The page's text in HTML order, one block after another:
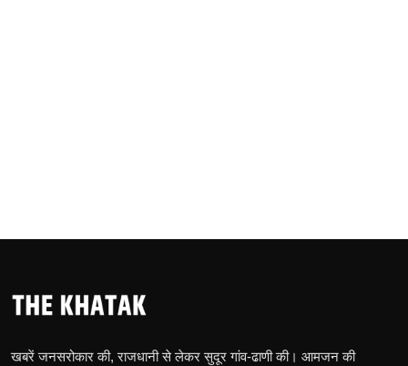
खबरें जनसरोकार की, राजधानी से लेकर सुदूर गांव-ढाणी की। आमजन की